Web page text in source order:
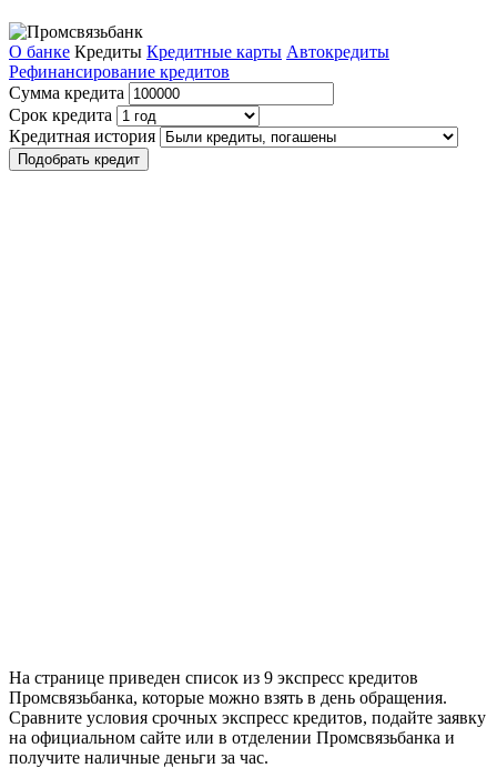
О банке Кредиты Кредитные карты Автокредиты
Рефинансирование кредитов
Сумма кредита
Срок кредита
Кредитная история
Подобрать кредит
На странице приведен список из 9 экспресс кредитов
Промсвязьбанка, которые можно взять в день обращения.
Сравните условия срочных экспресс кредитов, подайте заявку
на официальном сайте или в отделении Промсвязьбанка и
получите наличные деньги за час.